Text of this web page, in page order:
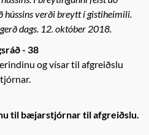
hússins verði breytt í gistiheimili.
dags. 12. október 2018.
- 38
og vísar til afgreiðslu
til bæjarstjórnar til afgreiðslu.